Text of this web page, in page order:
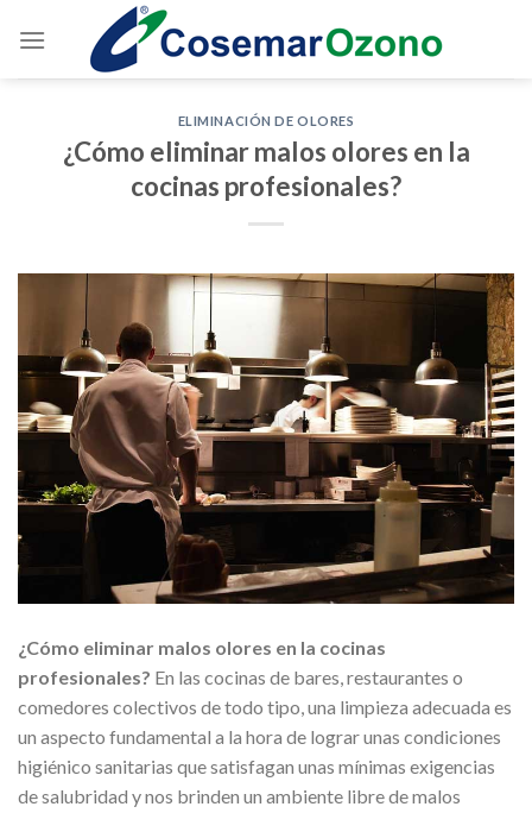
ELIMINACIÓN DE OLORES
¿Cómo eliminar malos olores en la
cocinas profesionales?
¿Cómo eliminar malos olores en la cocinas
profesionales? En las cocinas de bares, restaurantes o
comedores colectivos de todo tipo, una limpieza adecuada es
un aspecto fundamental a la hora de lograr unas condiciones
higiénico sanitarias que satisfagan unas mínimas exigencias
de salubridad y nos brinden un ambiente libre de malos